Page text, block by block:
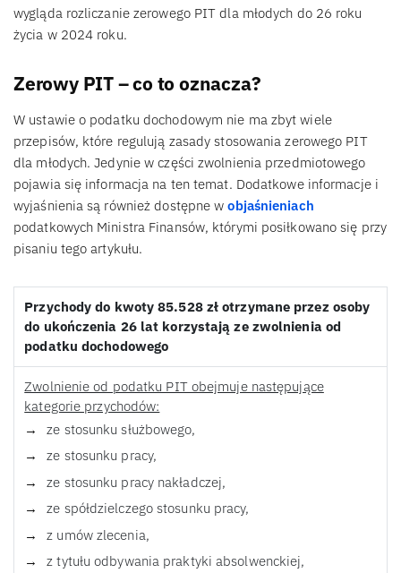
wygląda rozliczanie zerowego PIT dla młodych do 26 roku
życia w 2024 roku.
Zerowy PIT – co to oznacza?
W ustawie o podatku dochodowym nie ma zbyt wiele
przepisów, które regulują zasady stosowania zerowego PIT
dla młodych. Jedynie w części zwolnienia przedmiotowego
pojawia się informacja na ten temat. Dodatkowe informacje i
wyjaśnienia są również dostępne wobjaśnieniach
podatkowych Ministra Finansów, którymi posiłkowano się przy
pisaniu tego artykułu.
Przychody do kwoty 85.528 zł otrzymane przez osoby
do ukończenia 26 lat korzystają ze zwolnienia od
podatku dochodowego
Zwolnienie od podatku PIT obejmuje następujące
kategorie przychodów:
ze stosunku służbowego,
ze stosunku pracy,
ze stosunku pracy nakładczej,
ze spółdzielczego stosunku pracy,
z umów zlecenia,
z tytułu odbywania praktyki absolwenckiej,